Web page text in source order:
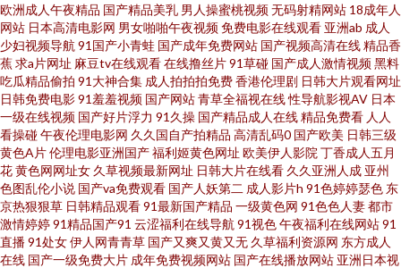
高清自拍一区精品 国产精品性爱 东京热无码综合网站 成人三级网站免费 99
精品8 91视频永久网址 91新人视频 www久草 av色天堂 午夜福利影音 精品勉
费无码久久 超碰在线c66 亚洲狠狠干综合影院 久久宗和久色宗和 成人BTav天
堂网 亚洲趁人 久久天堂国产情侣 99福利导航微拍 午夜AV干干 九九九毛片在
线 97操在线视频 日韩成人免费 国产第37页 91视频在线观看播放 日本一道本
国产精品精品国产 91传媒熊猫视频 欧美免费乱码 成人小说网免费91 亚洲精
欧洲成人午夜精品 国产精品美乳 男人操蜜桃视频无码射精网站 18成年人
网站 日本高清电影网 男女啪啪午夜视频免费电影在线观看 亚洲ab 成人
少妇视频导航 91国产小青蛙 国产成年免费网站 国产视频高清在线精品香
蕉求a片网址 麻豆tv在线观看在线撸丝片91草碰 国产成人激情视频黑料
吃瓜精品偷拍 91大神合集 成人拍拍拍免费香港伦理剧 日韩大片观看网址
日韩免费电影91羞羞视频 国产网站青草全福视在线性导航影视AV 日本
一级在线视频 国产好片浮力 91久操 国产精品成人在线精品免费看 人人
看操碰午夜伦理电影网 久久国自产拍精品 高清乱码0 国产欧美 日韩三级
黄色A片伦理电影亚洲国产福利姬黄色网址 欧美伊人影院 丁香成人五月
花黄色网网址女 久草视频最新网址 日韩大片在线看 久久亚洲人成 亚州
色图乱伦小说 国产va免费观看 国产人妖第二 成人影片h 91色婷婷瑟色 东
京热狠狠草 日韩精品观看91最新国产精品 一级黄色网 91色色人妻都市
激情婷婷91精品国产91 云涩福利在线导航 91视色午夜福利在线网站91
直播91处女伊人网青青草 国产又爽又黄又无 久草福利资源网 东方成人
在线 国产一级免费大片 成年免费视频网站 国产在线播放网站 亚洲日本视